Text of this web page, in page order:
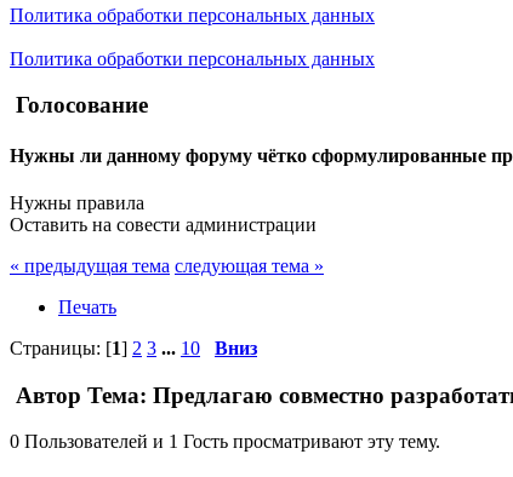
Политика обработки персональных данных
Политика обработки персональных данных
Голосование
Нужны ли данному форуму чётко сформулированные
Нужны правила
Оставить на совести администрации
« предыдущая тема следующая тема »
Печать
Страницы: [1] 2 3 ... 10 Вниз
Автор Тема: Предлагаю совместно
0 Пользователей и 1 Гость просматривают эту тему.